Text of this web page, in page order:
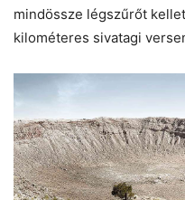
mindössze légszűrőt
kilométeres sivatagi